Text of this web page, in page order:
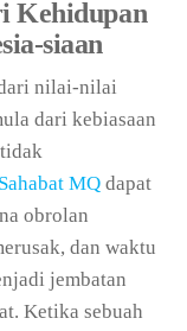
Kehidupan
siaan
nilai-nilai
dari kebiasaan
Sahabat MQ dapat
obrolan
dan waktu
jembatan
Ketika sebuah